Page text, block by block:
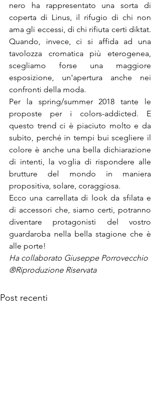
nero ha rappresentato una sorta di
coperta di Linus, il rifugio di chi non
ama gli eccessi, di chi rifiuta certi diktat.
Quando, invece, ci si affida ad una
tavolozza cromatica più eterogenea,
scegliamo forse una maggiore
esposizione, un'apertura anche nei
confronti della moda.
Per la spring/summer 2018 tante le
proposte per i colors-addicted. E
questo trend ci è piaciuto molto e da
subito, perché in tempi bui scegliere il
colore è anche una bella dichiarazione
di intenti, la voglia di rispondere alle
brutture del mondo in maniera
propositiva, solare, coraggiosa.
Ecco una carrellata di look da sfilata e
di accessori che, siamo certi, potranno
diventare protagonisti del vostro
guardaroba nella bella stagione che è
alle porte!
®Riproduzione Riservata
Post recenti